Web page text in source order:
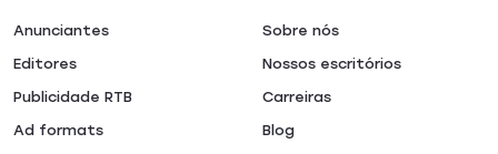
Anunciantes
Editores
Publicidade RTB
Ad formats
Sobre nós
Nossos escritórios
Carreiras
Blog